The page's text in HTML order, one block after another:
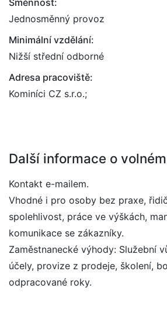
Směnnost:
Jednosměnný provoz
Minimální vzdělání:
Nižší střední odborné
Adresa pracoviště:
Kominíci CZ s.r.o.;
Další informace o
Kontakt e-mailem.
Vhodné i pro osoby bez praxe,
spolehlivost, práce ve výškách,
komunikace se zákazníky.
Zaměstnanecké výhody: Služební
účely, provize z prodeje, školení,
odpracované roky.